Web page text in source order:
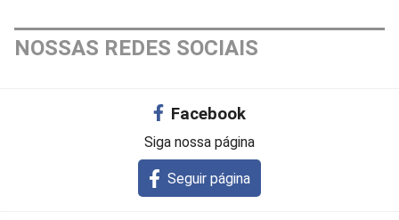
NOSSAS REDES SOCIAIS
Facebook
Siga nossa página
Seguir página